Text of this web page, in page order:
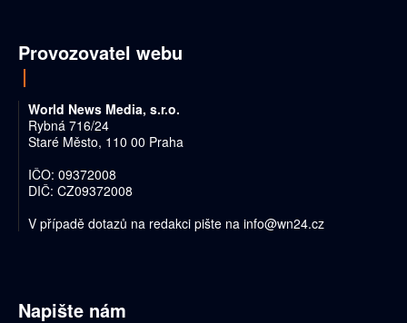
Provozovatel webu
World News Media, s.r.o.
Rybná 716/24
Staré Město, 110 00 Praha
IČO: 09372008
DIČ: CZ09372008
V případě dotazů na redakci pište na info@wn24.cz
Napište nám